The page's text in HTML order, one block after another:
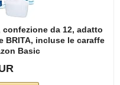
da 12, adatto
BRITA, incluse le caraffe
Basic